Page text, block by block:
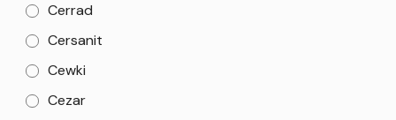
Cerrad
Cersanit
Cewki
Cezar